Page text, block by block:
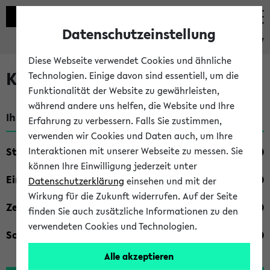
eKVV
Kombisuche im eKVV
Ihre Suchkriterien:
Studienfach
Einrichtung
Zeiten
Sonstiges
Datenschutzeinstellung
Diese Webseite verwendet Cookies und ähnliche
Technologien. Einige davon sind essentiell, um die
Funktionalität der Website zu gewährleisten,
während andere uns helfen, die Website und Ihre
Erfahrung zu verbessern. Falls Sie zustimmen,
verwenden wir Cookies und Daten auch, um Ihre
Interaktionen mit unserer Webseite zu messen. Sie
können Ihre Einwilligung jederzeit unter
Datenschutzerklärung einsehen und mit der
Wirkung für die Zukunft widerrufen. Auf der Seite
finden Sie auch zusätzliche Informationen zu den
verwendeten Cookies und Technologien.
Alle akzeptieren